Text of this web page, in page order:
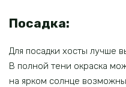
Посадка:
Для посадки хосты лучше
В полной тени окраска
на ярком солнце